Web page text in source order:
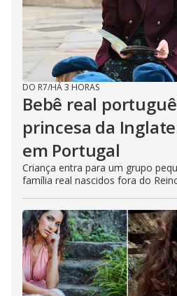
DO R7/HÁ 3 HORAS
Bebê real
princesa da
em Portugal
Criança entra para um grupo
família real nascidos fora do